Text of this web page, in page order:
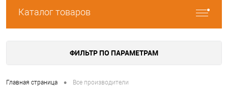
Каталог товаров
ФИЛЬТР ПО ПАРАМЕТРАМ
Главная страница • Все производители